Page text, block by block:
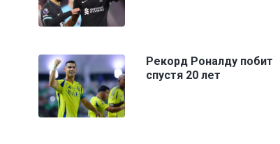
Рекорд Роналду побит
спустя 20 лет